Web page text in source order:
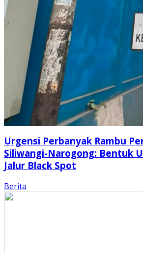
Urgensi Perbanyak Rambu
Siliwangi-Narogong: Bentuk
Jalur Black Spot
Berita